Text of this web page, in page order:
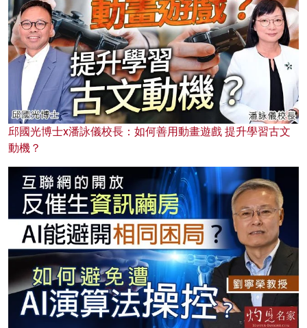
邱國光博士x潘詠儀校長：如何善用動畫遊戲 提升學習古文
動機？